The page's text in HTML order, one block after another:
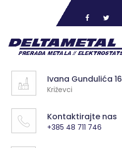
Ivana Gundulića 16
Križevci
Kontaktirajte nas
+385 48 711 746